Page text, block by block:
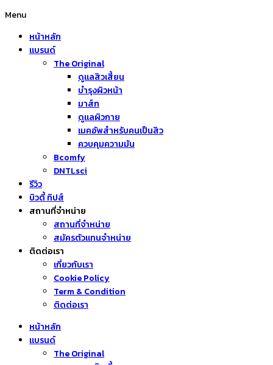
Menu
หน้าหลัก
แบรนด์
The Original
ดูแลสิวเสี้ยน
บำรุงผิวหน้า
มาส์ก
ดูแลผิวกาย
เมคอัพสำหรับคนเป็นสิว
ควบคุมความมัน
Bcomfy
DNTLsci
รีวิว
บิวตี้ ทิปส์
สถานที่จำหน่าย
สถานที่จำหน่าย
สมัครตัวแทนจำหน่าย
ติดต่อเรา
เกี่ยวกับเรา
Cookie Policy
Term & Condition
ติดต่อเรา
หน้าหลัก
แบรนด์
The Original